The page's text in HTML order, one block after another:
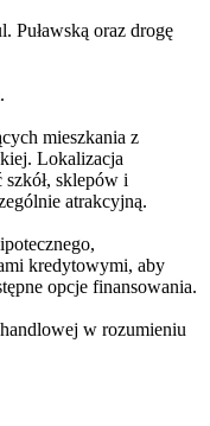
Puławską oraz drogę
mieszkania z
Lokalizacja
sklepów i
atrakcyjną.
kredytowymi, aby
opcje finansowania.
w rozumieniu